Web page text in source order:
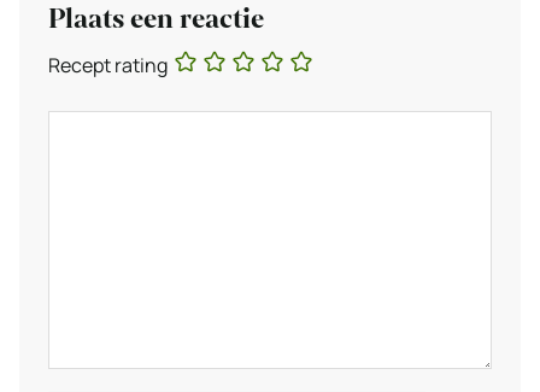
Plaats een reactie
Recept rating